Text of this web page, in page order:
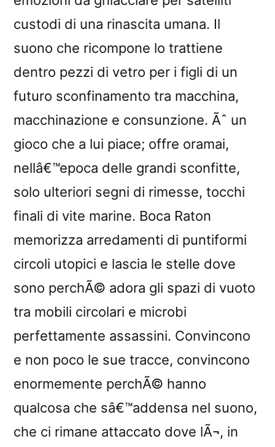
custodi di una rinascita umana. Il
suono che ricompone lo trattiene
dentro pezzi di vetro per i figli di un
futuro sconfinamento tra macchina,
macchinazione e consunzione. Ãˆ un
gioco che a lui piace; offre oramai,
nellâ€™epoca delle grandi sconfitte,
solo ulteriori segni di rimesse, tocchi
finali di vite marine. Boca Raton
memorizza arredamenti di puntiformi
circoli utopici e lascia le stelle dove
sono perchÃ© adora gli spazi di vuoto
tra mobili circolari e microbi
perfettamente assassini. Convincono
e non poco le sue tracce, convincono
enormemente perchÃ© hanno
qualcosa che sâ€™addensa nel suono,
che ci rimane attaccato dove lÃ¬, in